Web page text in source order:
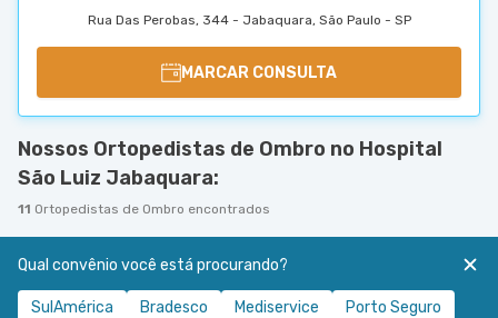
Rua Das Perobas, 344 - Jabaquara, São Paulo - SP
MARCAR CONSULTA
Nossos Ortopedistas de Ombro no Hospital
São Luiz Jabaquara:
11 Ortopedistas de Ombro encontrados
Qual convênio você está procurando?
SulAmérica Bradesco Mediservice
Porto Seguro